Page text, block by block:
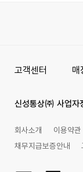
고객센터 매
신성통상㈜ 사업자
회사소개 이용약관
채무지급보증안내